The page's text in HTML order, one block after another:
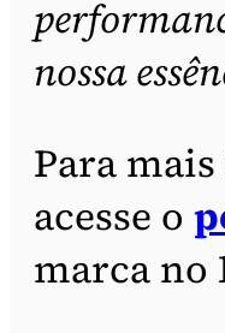
nossa
Para
acesse o
marca no